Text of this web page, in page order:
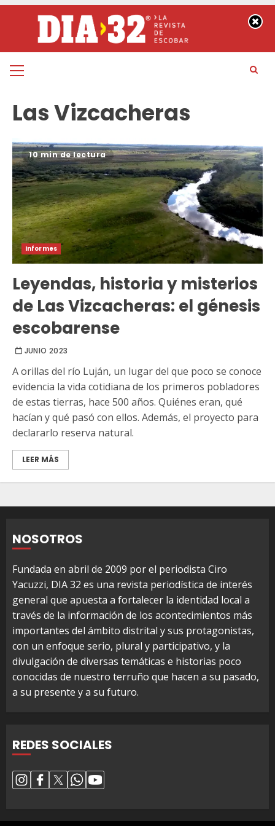
contenido
Menú
Las Vizcacheras
10 min de lectura
Informes
Leyendas, historia y misterios
de Las Vizcacheras: el génesis
escobarense
JUNIO 2023
A orillas del río Luján, un lugar del que poco se conoce
evidencia la vida cotidiana de los primeros pobladores
de estas tierras, hace 500 años. Quiénes eran, qué
hacían y qué pasó con ellos. Además, el proyecto para
declararlo reserva natural.
LEER MÁS
NOSOTROS
Fundada en abril de 2009 por el periodista Ciro
Yacuzzi, DIA 32 es una revista periodística de interés
general que apuesta a fortalecer la identidad local a
través de la información de los acontecimientos más
importantes del ámbito distrital y sus protagonistas,
con un enfoque serio, plural y participativo, y la
divulgación de diversas temáticas e historias poco
conocidas de nuestro terruño que hacen a su pasado,
a su presente y a su futuro.
REDES SOCIALES